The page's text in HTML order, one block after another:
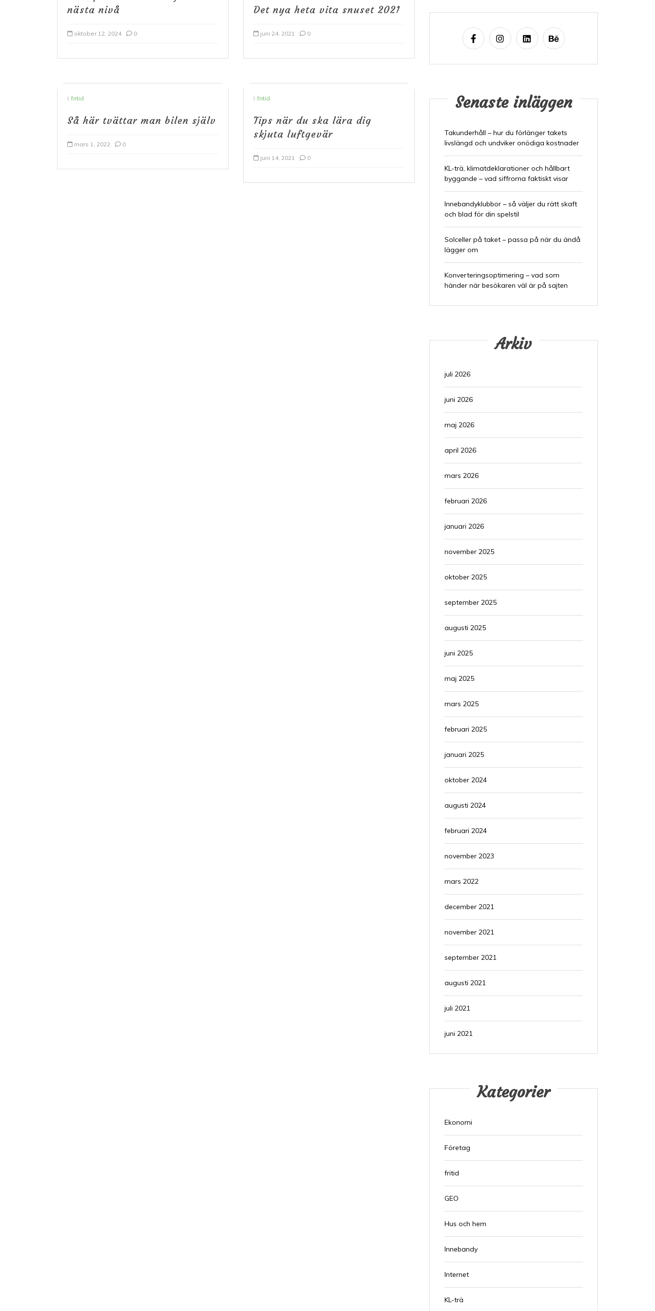
nästa nivå
oktober 12, 2024 0
I fritid
Så här tvättar man bilen själv
mars 1, 2022 0
Det nya heta vita snuset 2021
juni 24, 2021 0
I fritid
Tips när du ska lära dig
skjuta luftgevär
juni 14, 2021 0
Senaste inläggen
Takunderhåll – hur du förlänger takets
livslängd och undviker onödiga kostnader
KL-trä, klimatdeklarationer och hållbart
byggande – vad siffrorna faktiskt visar
Innebandyklubbor – så väljer du rätt skaft
och blad för din spelstil
Solceller på taket – passa på när du ändå
lägger om
Konverteringsoptimering – vad som
händer när besökaren väl är på sajten
Arkiv
juli 2026
juni 2026
maj 2026
april 2026
mars 2026
februari 2026
januari 2026
november 2025
oktober 2025
september 2025
augusti 2025
juni 2025
maj 2025
mars 2025
februari 2025
januari 2025
oktober 2024
augusti 2024
februari 2024
november 2023
mars 2022
december 2021
november 2021
september 2021
augusti 2021
juli 2021
juni 2021
Kategorier
Ekonomi
Företag
fritid
GEO
Hus och hem
Innebandy
Internet
KL-trä